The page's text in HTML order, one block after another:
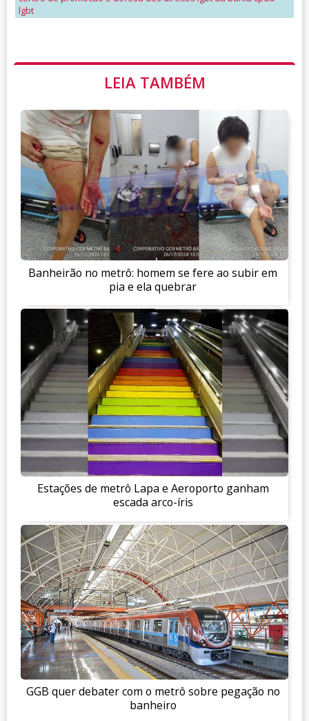
lgbt
LEIA TAMBÉM
Banheirão no metrô: homem se fere ao subir em
pia e ela quebrar
Estações de metrô Lapa e Aeroporto ganham
escada arco-íris
GGB quer debater com o metrô sobre pegação no
banheiro